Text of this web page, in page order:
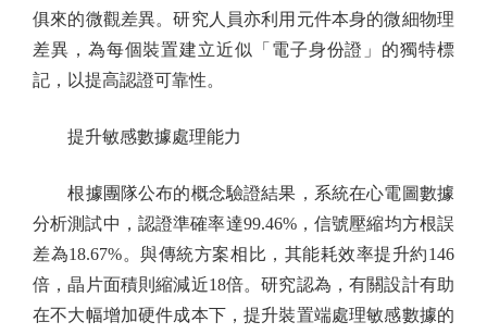
俱來的微觀差異。研究人員亦利用元件本身的微細物理
差異，為每個裝置建立近似「電子身份證」的獨特標
記，以提高認證可靠性。
提升敏感數據處理能力
根據團隊公布的概念驗證結果，系統在心電圖數據
分析測試中，認證準確率達99.46%，信號壓縮均方根誤
差為18.67%。與傳統方案相比，其能耗效率提升約146
倍，晶片面積則縮減近18倍。研究認為，有關設計有助
在不大幅增加硬件成本下，提升裝置端處理敏感數據的